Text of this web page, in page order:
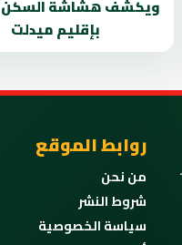
ويكشف هشاشة السكن
بإقليم ميدلت
روابط الموقع
من نحن
شروط النشر
سياسة الخصوصية